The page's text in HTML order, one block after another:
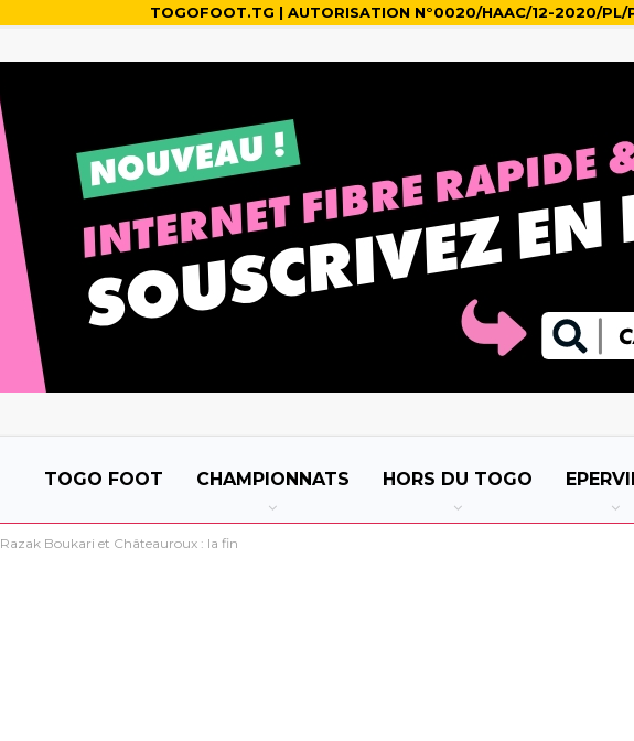
TOGOFOOT.TG | AUTORISATION N°0020/HAAC/12-2020/PL/
TOGO FOOT CHAMPIONNATS HORS DU TOGO
Razak Boukari et Châteauroux : la fin